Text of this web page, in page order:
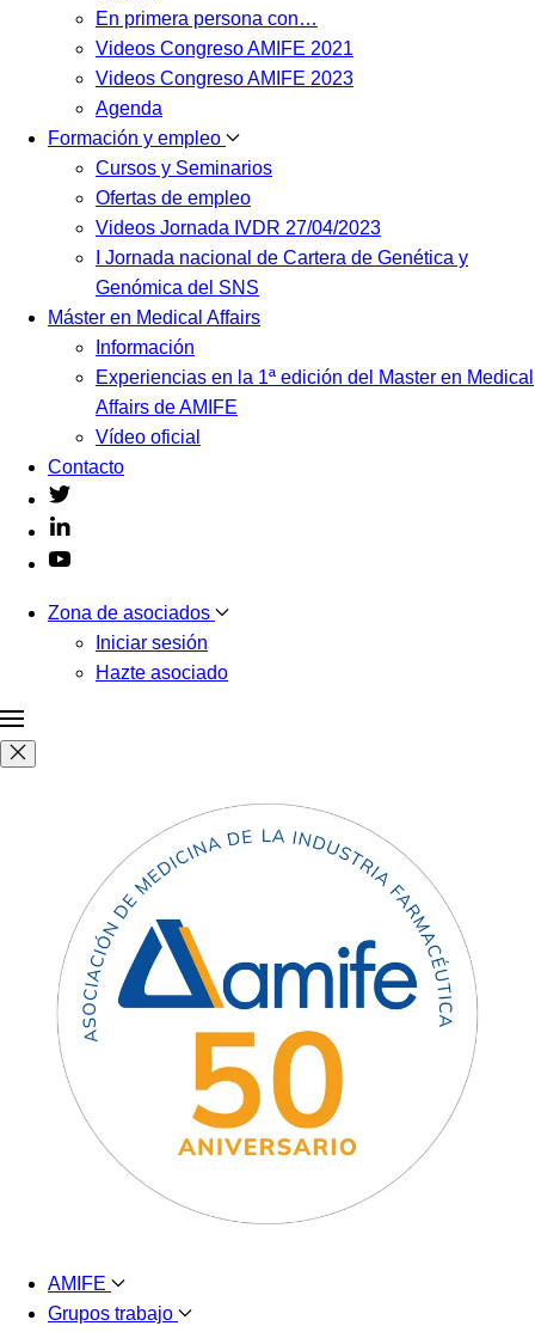
En primera persona con…
Videos Congreso AMIFE 2021
Videos Congreso AMIFE 2023
Agenda
Formación y empleo
Cursos y Seminarios
Ofertas de empleo
Videos Jornada IVDR 27/04/2023
I Jornada nacional de Cartera de Genética y
Genómica del SNS
Máster en Medical Affairs
Información
Experiencias en la 1ª edición del Master en Medical
Affairs de AMIFE
Vídeo oficial
Contacto
Zona de asociados
Iniciar sesión
Hazte asociado
AMIFE
Grupos trabajo